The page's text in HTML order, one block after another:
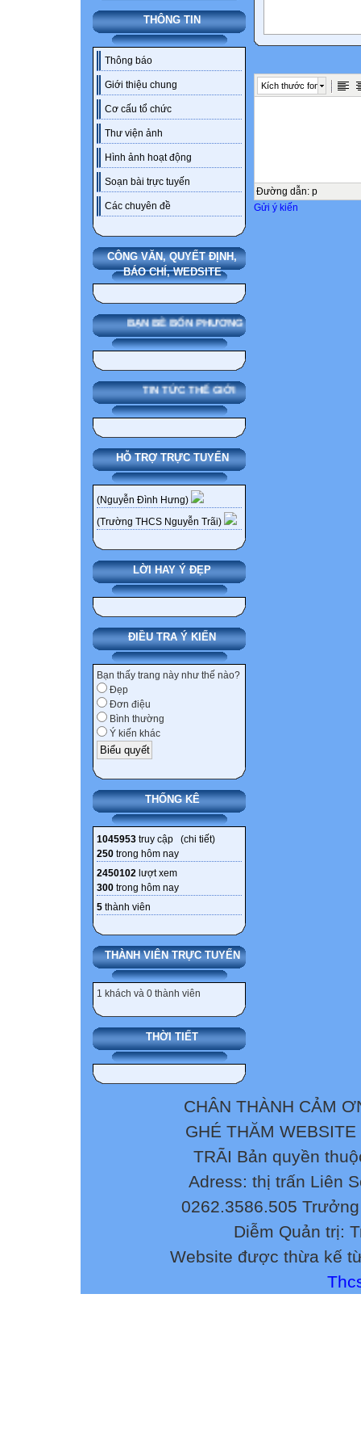
THÔNG TIN
Thông báo
Giới thiệu chung
Cơ cấu tổ chức
Thư viện ảnh
Hình ảnh hoạt động
Soạn bài trực tuyến
Các chuyên đề
CÔNG VĂN, QUYẾT ĐỊNH,
BÁO CHÍ, WEDSITE
BẠN BÈ BỐN PHƯƠNG
TIN TỨC THẾ GIỚI
HỖ TRỢ TRỰC TUYẾN
(Nguyễn Đình Hưng)
(Trường THCS Nguyễn Trãi)
LỜI HAY Ý ĐẸP
ĐIỀU TRA Ý KIẾN
Bạn thấy trang này như thế nào?
Đẹp
Đơn điệu
Bình thường
Ý kiến khác
THỐNG KÊ
1045953 truy cập (chi tiết)
250 trong hôm nay
2450102 lượt xem
300 trong hôm nay
5 thành viên
THÀNH VIÊN TRỰC TUYẾN
1 khách và 0 thành viên
THỜI TIẾT
Kích thước font
Đường dẫn: p
Gửi ý kiến
CHÂN THÀNH CẢM
GHÉ THĂM
TRÃI Bản quyền
Adress: thị trấn Liên
0262.3586.505
Diễm Quản trị:
Website được thừa kế